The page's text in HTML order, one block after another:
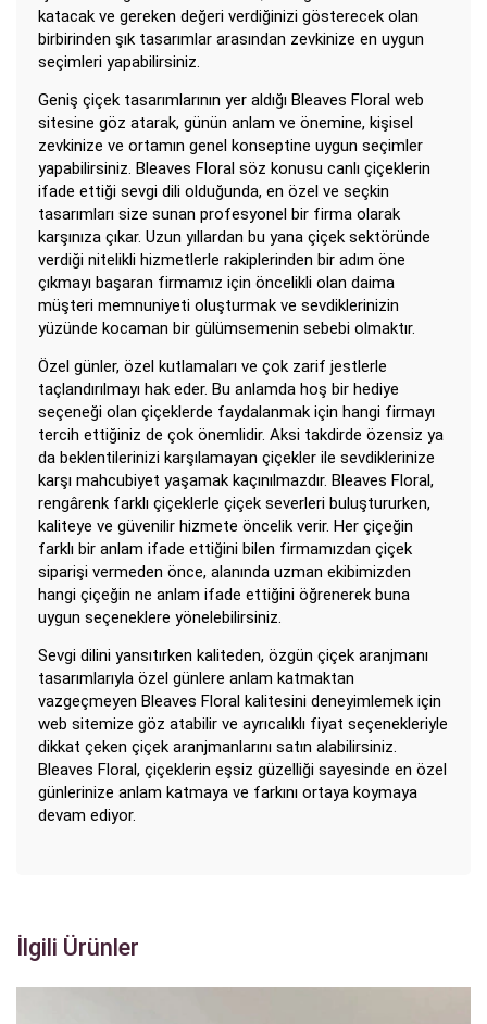
katacak ve gereken değeri verdiğinizi gösterecek olan
birbirinden şık tasarımlar arasından zevkinize en uygun
seçimleri yapabilirsiniz.
Geniş çiçek tasarımlarının yer aldığı Bleaves Floral web
sitesine göz atarak, günün anlam ve önemine, kişisel
zevkinize ve ortamın genel konseptine uygun seçimler
yapabilirsiniz. Bleaves Floral söz konusu canlı çiçeklerin
ifade ettiği sevgi dili olduğunda, en özel ve seçkin
tasarımları size sunan profesyonel bir firma olarak
karşınıza çıkar. Uzun yıllardan bu yana çiçek sektöründe
verdiği nitelikli hizmetlerle rakiplerinden bir adım öne
çıkmayı başaran firmamız için öncelikli olan daima
müşteri memnuniyeti oluşturmak ve sevdiklerinizin
yüzünde kocaman bir gülümsemenin sebebi olmaktır.
Özel günler, özel kutlamaları ve çok zarif jestlerle
taçlandırılmayı hak eder. Bu anlamda hoş bir hediye
seçeneği olan çiçeklerde faydalanmak için hangi firmayı
tercih ettiğiniz de çok önemlidir. Aksi takdirde özensiz ya
da beklentilerinizi karşılamayan çiçekler ile sevdiklerinize
karşı mahcubiyet yaşamak kaçınılmazdır. Bleaves Floral,
rengârenk farklı çiçeklerle çiçek severleri buluştururken,
kaliteye ve güvenilir hizmete öncelik verir. Her çiçeğin
farklı bir anlam ifade ettiğini bilen firmamızdan çiçek
siparişi vermeden önce, alanında uzman ekibimizden
hangi çiçeğin ne anlam ifade ettiğini öğrenerek buna
uygun seçeneklere yönelebilirsiniz.
Sevgi dilini yansıtırken kaliteden, özgün çiçek aranjmanı
tasarımlarıyla özel günlere anlam katmaktan
vazgeçmeyen Bleaves Floral kalitesini deneyimlemek için
web sitemize göz atabilir ve ayrıcalıklı fiyat seçenekleriyle
dikkat çeken çiçek aranjmanlarını satın alabilirsiniz.
Bleaves Floral, çiçeklerin eşsiz güzelliği sayesinde en özel
günlerinize anlam katmaya ve farkını ortaya koymaya
devam ediyor.
İlgili Ürünler